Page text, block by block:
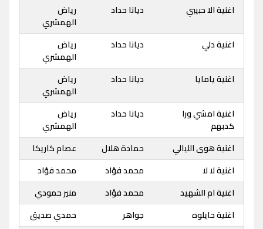
اغنية الا حبيبي
ديانا حداد
رياض
الهمشري
اغنية دلي
ديانا حداد
رياض
الهمشري
اغنية يامايا
ديانا حداد
رياض
الهمشري
اغنية امشي ورا
كدبهم
ديانا حداد
رياض
الهمشري
اغنية هوى الليالي
حمادة هلال
عصام كاريكا
اغنية لا لا
محمد فؤاد
محمد فؤاد
اغنية ام الشهيد
محمد فؤاد
منير حمودي
اغنية حايلوه
جواهر حمدي صديق